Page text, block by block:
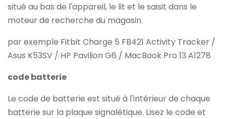
situé au bas de l'appareil, le lit et le saisit dans le
moteur de recherche du magasin.
par exemple Fitbit Charge 5 FB421 Activity Tracker /
Asus K53SV / HP Pavilion G6 / MacBook Pro 13 A1278
code batterie
Le code de batterie est situé à l'intérieur de chaque
batterie sur la plaque signalétique. Lisez le code et